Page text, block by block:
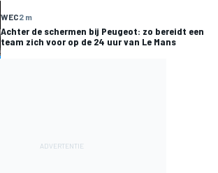
WEC2 m
Achter de schermen bij Peugeot: zo bereidt een
team zich voor op de 24 uur van Le Mans